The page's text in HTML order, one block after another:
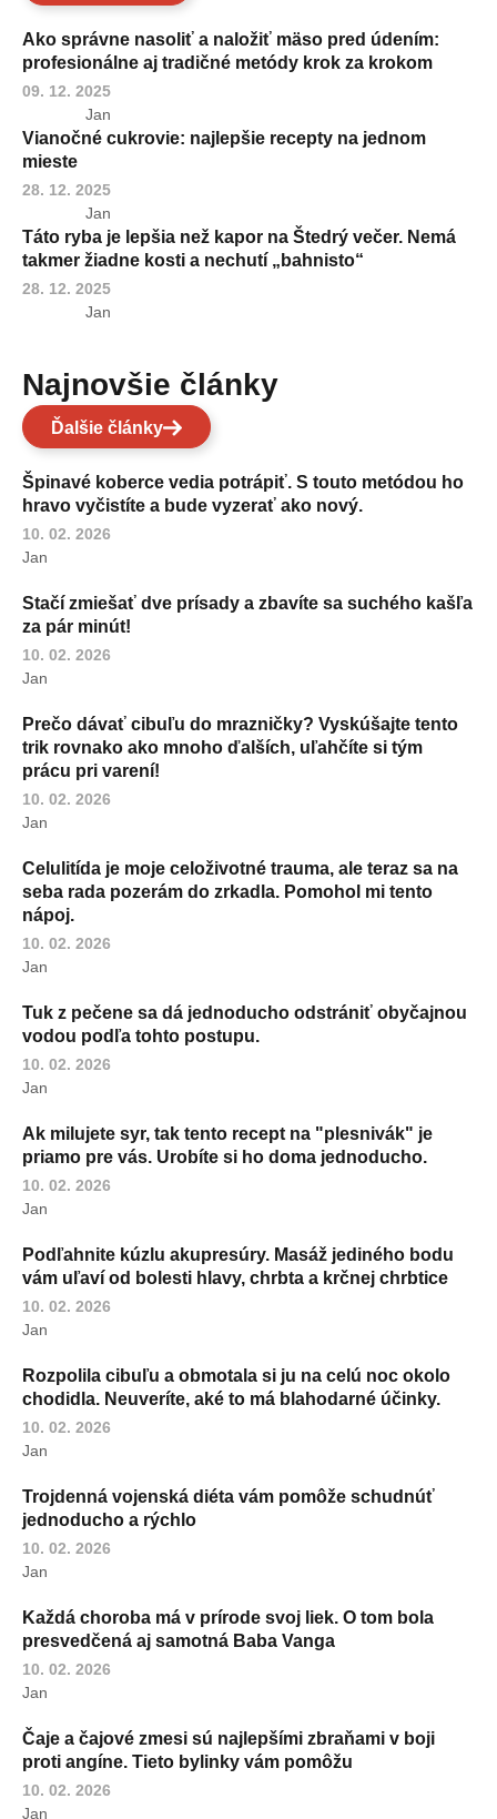
Ako správne nasoliť a naložiť mäso pred údením:
profesionálne aj tradičné metódy krok za krokom
09. 12. 2025
Jan
Vianočné cukrovie: najlepšie recepty na jednom
mieste
28. 12. 2025
Jan
Táto ryba je lepšia než kapor na Štedrý večer. Nemá
takmer žiadne kosti a nechutí „bahnisto“
28. 12. 2025
Jan
Najnovšie články
Ďalšie články
Špinavé koberce vedia potrápiť. S touto metódou ho
hravo vyčistíte a bude vyzerať ako nový.
10. 02. 2026
Jan
Stačí zmiešať dve prísady a zbavíte sa suchého kašľa
za pár minút!
10. 02. 2026
Jan
Prečo dávať cibuľu do mrazničky? Vyskúšajte tento
trik rovnako ako mnoho ďalších, uľahčíte si tým
prácu pri varení!
10. 02. 2026
Jan
Celulitída je moje celoživotné trauma, ale teraz sa na
seba rada pozerám do zrkadla. Pomohol mi tento
nápoj.
10. 02. 2026
Jan
Tuk z pečene sa dá jednoducho odstrániť obyčajnou
vodou podľa tohto postupu.
10. 02. 2026
Jan
Ak milujete syr, tak tento recept na "plesnivák" je
priamo pre vás. Urobíte si ho doma jednoducho.
10. 02. 2026
Jan
Podľahnite kúzlu akupresúry. Masáž jediného bodu
vám uľaví od bolesti hlavy, chrbta a krčnej chrbtice
10. 02. 2026
Jan
Rozpolila cibuľu a obmotala si ju na celú noc okolo
chodidla. Neuveríte, aké to má blahodarné účinky.
10. 02. 2026
Jan
Trojdenná vojenská diéta vám pomôže schudnúť
jednoducho a rýchlo
10. 02. 2026
Jan
Každá choroba má v prírode svoj liek. O tom bola
presvedčená aj samotná Baba Vanga
10. 02. 2026
Jan
Čaje a čajové zmesi sú najlepšími zbraňami v boji
proti angíne. Tieto bylinky vám pomôžu
10. 02. 2026
Jan